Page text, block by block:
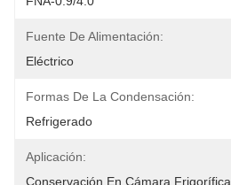
Fuente De Alimentación:
Eléctrico
Formas De La Condensación:
Refrigerado
Aplicación:
Conservación En Cámara Frigorífica